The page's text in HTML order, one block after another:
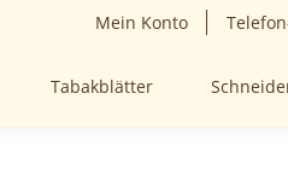
Mein Konto
Tabakblätter